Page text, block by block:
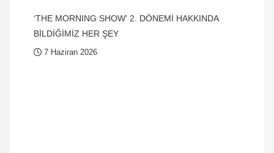
‘THE MORNING SHOW’ 2. DÖNEMİ HAKKINDA
BİLDİĞİMİZ HER ŞEY
7 Haziran 2026